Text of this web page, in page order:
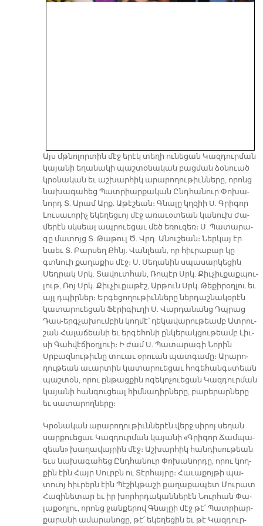
Այս մթնո­լոր­տին մէջ ե­րէկ տե­ղի ու­նե­ցան Կազ­դուր­ման
կա­յա­նի ե­ղա­նա­կի պաշ­տօ­նա­կան բաց­ման ձօ­նուած
կրօ­նա­կան եւ աշ­խար­հիկ ա­րա­րո­ղու­թիւն­նե­րը, ո­րոնց
նա­խա­գա­հեց Պատ­րիար­քա­կան Ընդ­հա­նուր Փո­խա­
նորդ Տ. Ա­րամ Արք. Ա­թէ­շեան։ Գնա­լը կղզիի Ս. Գրի­գոր
Լու­սա­ւո­րիչ ե­կե­ղեց­ւոյ մէջ ա­ռա­ւօ­տեան կա­նուխ ժա­
մե­րէն սկսեալ ապ­րուե­ցաւ մեծ ե­ռու­զեռ։ Ս. Պա­տա­րա­
գը մա­տոյց Տ. Թա­թուլ Ծ. Վրդ. Ա­նու­շեան։ Ներ­կայ էր
նաեւ Տ. Բար­սեղ Քհնյ. Վան­լեան, որ հիւ­րա­բար կը
գտնուի քա­ղա­քիս մէջ։ Ս. Սե­ղա­նին սպա­սար­կե­ցին
Սեդ­րակ Սրկ. Տա­վուտ­հան, Ռո­պէր Սրկ. Քիւ­չիւ­քաք­պու­
լութ, Ռոյ Սրկ. Քիւ­չիւ­քա­թէշ, Ար­թուն Սրկ. Թե­քի­րօղ­լու եւ
այլ դպիր­ներ։ Եր­գե­ցո­ղու­թիւն­նե­րը ներ­դաշ­նա­կօ­րէն
կա­տա­րուե­ցան Ֆէ­րի­գիւ­ղի Ս. Վար­դա­նանց Դպրաց
Դաս-երգ­չա­խում­բին կող­մէ՝ ղե­կա­վա­րու­թեամբ Ատ­րու­
շան Հա­լա­ճեա­նի եւ եր­գե­հո­նի ըն­կե­րակ­ցու­թեամբ Լիւ­
սի Գահ­վէ­ճիօղ­լուի։ Ի ժամ Ս. Պա­տա­րա­գի Նո­րին
Սրբազ­նու­թիւ­նը տուաւ օ­րուան պատ­գա­մը։ Ա­րա­րո­
ղու­թեան ա­ւար­տին կա­տա­րուե­ցաւ հո­գե­հանգս­տեան
պաշ­տօն, ո­րու ըն­թաց­քին ո­գե­կո­չուե­ցան Կազ­դուր­ման
կա­յա­նի հան­գու­ցեալ հիմ­նա­դիր­նե­րը, բա­րե­րար­նե­րը
եւ սա­տա­րող­նե­րը։
Կրօ­նա­կան ա­րա­րո­ղու­թիւն­նե­րէն վերջ սի­րոյ սե­ղան
սար­քուե­ցաւ Կազ­դուր­ման կա­յա­նի «Գրի­գոր Ճամ­պա­
զեան» խա­ղա­վայ­րին մէջ։ Աշ­խար­հիկ հան­դի­սու­թեան
եւս նա­խա­գա­հեց Ընդ­հա­նուր Փո­խա­նոր­դը, ո­րու կող­
քին էին Հայր Սուրբն ու Տէր­հայ­րը։ Հա­ւա­քոյ­թի պա­
տուոյ հիւ­րերն էին Պէ­շիկ­թա­շի քա­ղա­քա­պետ Մու­րատ
Հա­զի­նե­տար եւ իր խորհր­դա­կան­նե­րէն Նուր­հան Փա­
լա­քօղ­լու, ո­րոնց ջան­քե­րով Գնա­լըի մէջ թէ՛ Պատ­րիար­
քա­րա­նի ա­մա­րա­նո­ցը, թէ՛ ե­կե­ղե­ցին եւ թէ Կազ­դուր­